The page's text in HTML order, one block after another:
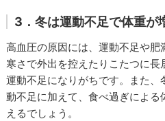
3．冬は運動不足で体重が
高血圧の原因には、運動不足や肥
寒さで外出を控えたりこたつに長
運動不足になりがちです。また
動不足に加えて、食べ過ぎによ
えるでしょう。